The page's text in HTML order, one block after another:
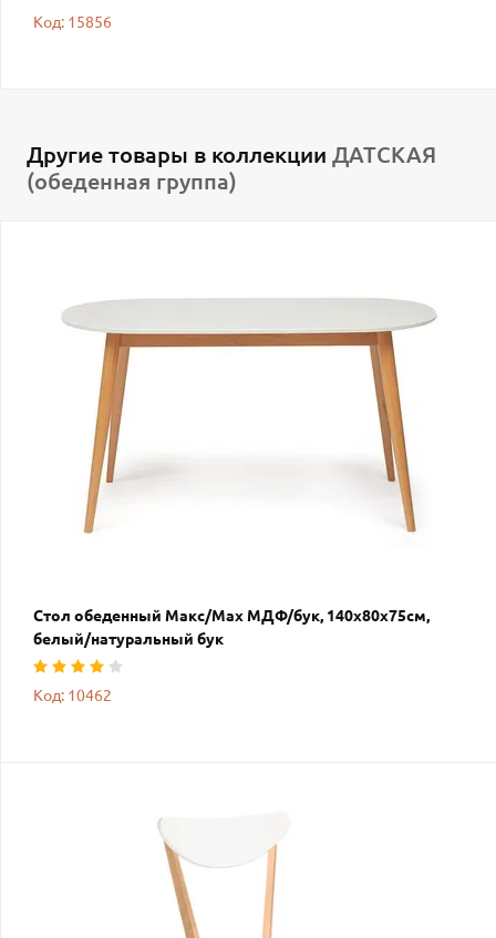
Код: 15856
Другие товары в коллекции ДАТСКАЯ
(обеденная группа)
Стол обеденный Макс/Max МДФ/бук, 140х80х75см,
белый/натуральный бук
Код: 10462